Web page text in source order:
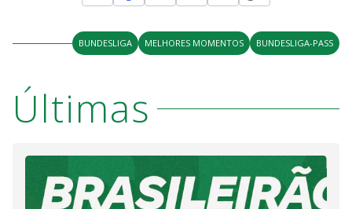
BUNDESLIGA MELHORES MOMENTOS BUNDESLIGA-PASS
Últimas